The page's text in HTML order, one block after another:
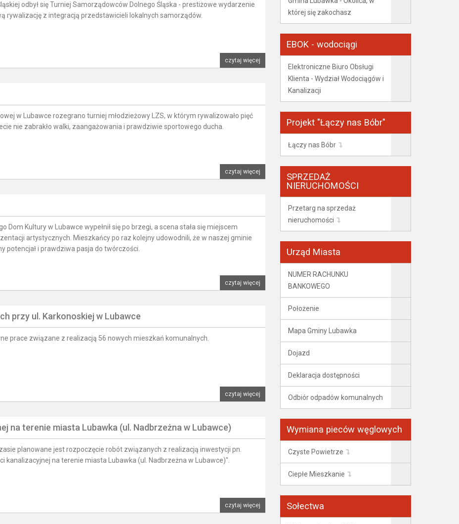
odbył się Turniej Samorządowców Dolnego Śląska - prestiżowe wydarzenie
rywalizację z integracją przedstawicieli lokalnych samorządów.
czytaj więcej
w Lubawce rozegrano turniej młodzieżowy LZS, w którym rywalizowało pięć
nie zabrakło walki, zaangażowania i prawdziwie sportowego ducha.
czytaj więcej
Dom Kultury w Lubawce wypełnił się po brzegi, a scena stała się miejscem
artystycznych. Mieszkańcy po raz kolejny udowodnili, że w naszej gminie
potencjał i prawdziwa pasja do twórczości.
czytaj więcej
przy ul. Karkonoskiej w Lubawce
prace związane z realizacją 56 nowych mieszkań komunalnych.
czytaj więcej
na terenie miasta Lubawka (ul. Nadbrzeżna w Lubawce)
planowane jest rozpoczęcie robót związanych z realizacją inwestycji pn.
kanalizacyjnej na terenie miasta Lubawka (ul. Nadbrzeżna w Lubawce)".
czytaj więcej
której się zakochasz
EBOK - wodociągi
Elektroniczne Biuro Obsługi
Klienta - Wydział Wodociągów i
Kanalizacji
Projekt "Łączy nas Bóbr"
Łączy nas Bóbr
SPRZEDAŻ
NIERUCHOMOŚCI
Przetarg na sprzedaż
nieruchomości
Urząd Miasta
NUMER RACHUNKU
BANKOWEGO
Położenie
Mapa Gminy Lubawka
Dojazd
Deklaracja dostępności
Odbiór odpadów komunalnych
Wymiana pieców węglowych
Czyste Powietrze
Ciepłe Mieszkanie
Sołectwa